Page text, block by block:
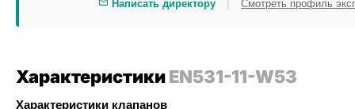
Написать директору | Смотреть профиль
ХарактеристикиEN531-11-W53
Характеристики клапанов